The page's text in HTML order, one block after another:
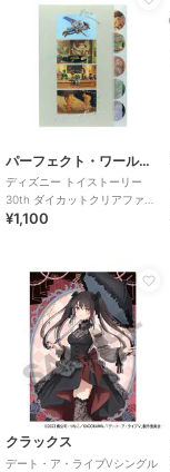
パーフェクト・ワールド・トーキョー
ディズニー トイストーリー
30th ダイカットクリアファイ
¥1,100
クラックス
デート・ア・ライブVシングル